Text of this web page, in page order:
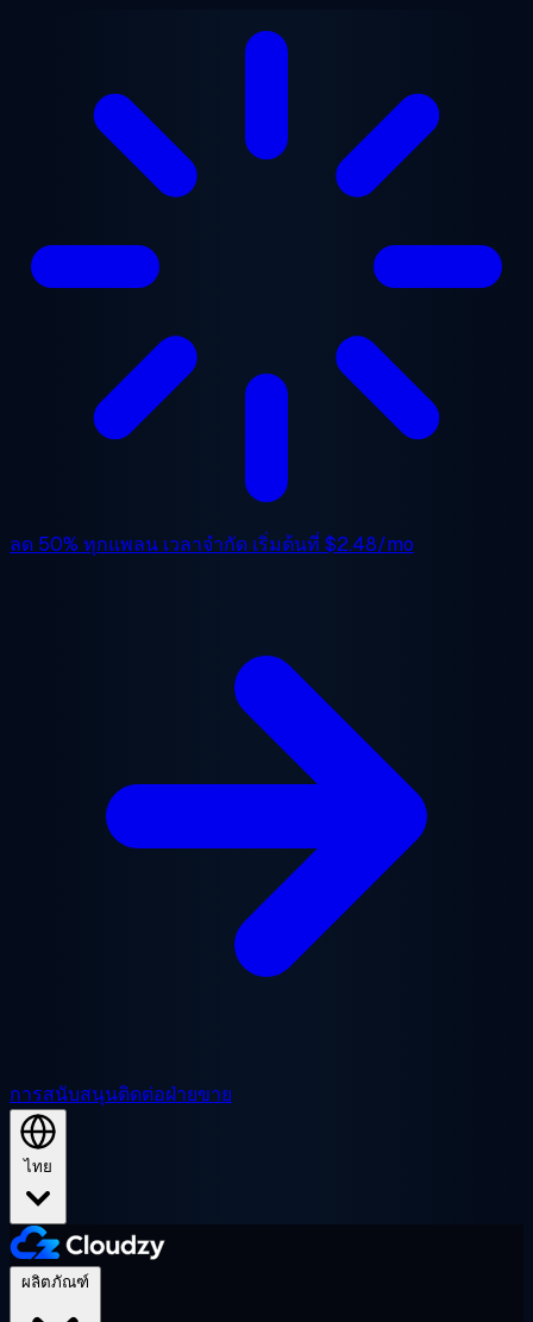
ลด 50% ทุกแพลน เวลาจำกัด เริ่มต้นที่ $2.48/mo
การสนับสนุนติดต่อฝ่ายขาย
ไทย